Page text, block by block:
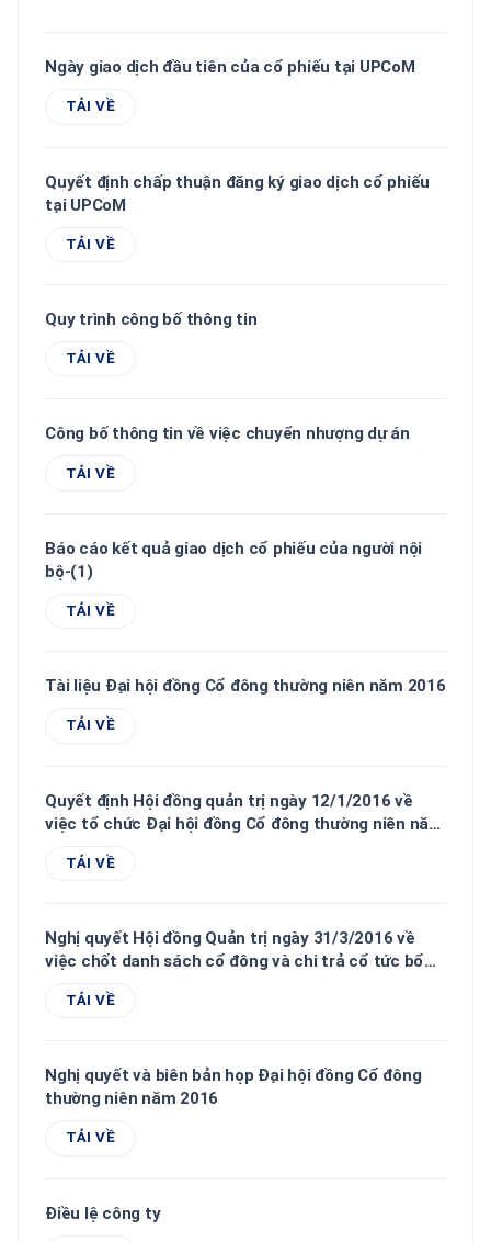
Ngày giao dịch đầu tiên của cổ phiếu tại UPCoM
TẢI VỀ
Quyết định chấp thuận đăng ký giao dịch cổ phiếu
tại UPCoM
TẢI VỀ
Quy trình công bố thông tin
TẢI VỀ
Công bố thông tin về việc chuyển nhượng dự án
TẢI VỀ
Báo cáo kết quả giao dịch cổ phiếu của người nội
bộ-(1)
TẢI VỀ
Tài liệu Đại hội đồng Cổ đông thường niên năm 2016
TẢI VỀ
Quyết định Hội đồng quản trị ngày 12/1/2016 về
việc tổ chức Đại hội đồng Cổ đông thường niên năm
TẢI VỀ
Nghị quyết Hội đồng Quản trị ngày 31/3/2016 về
việc chốt danh sách cổ đông và chi trả cổ tức bổ
TẢI VỀ
Nghị quyết và biên bản họp Đại hội đồng Cổ đông
thường niên năm 2016
TẢI VỀ
Điều lệ công ty